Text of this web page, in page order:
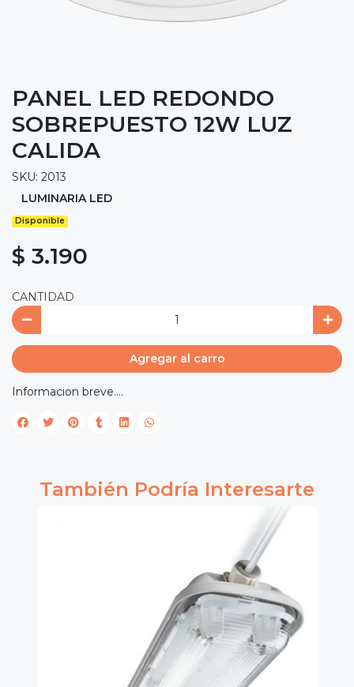
PANEL LED REDONDO
SOBREPUESTO 12W LUZ
CALIDA
SKU: 2013
LUMINARIA LED
Disponible
$ 3.190
CANTIDAD
Agregar al carro
Informacion breve....
También Podría Interesarte